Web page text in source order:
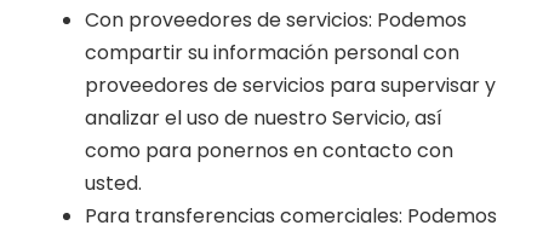
Con proveedores de servicios: Podemos
compartir su información personal con
proveedores de servicios para supervisar y
analizar el uso de nuestro Servicio, así
como para ponernos en contacto con
usted.
Para transferencias comerciales: Podemos